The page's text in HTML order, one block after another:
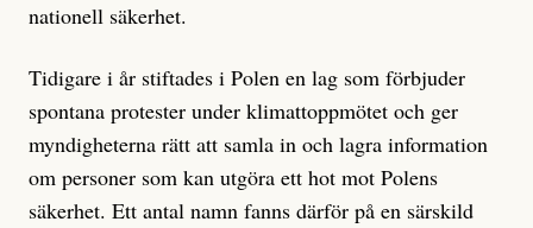
nationell säkerhet.
Tidigare i år stiftades i Polen en lag som förbjuder
spontana protester under klimattoppmötet och ger
myndigheterna rätt att samla in och lagra information
om personer som kan utgöra ett hot mot Polens
säkerhet. Ett antal namn fanns därför på en särskild